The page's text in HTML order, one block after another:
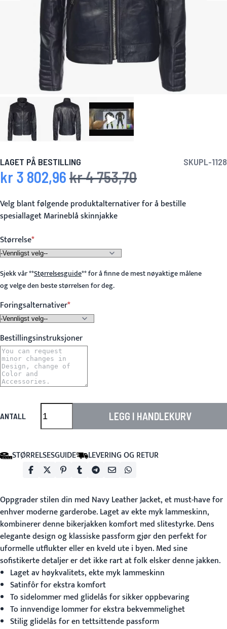
LAGET PÅ BESTILLING SKUPL-1128
Spesialpris
kr 3 802,96 Vanlig pris
kr 4 753,70
Velg blant følgende produktalternativer for å bestille
spesiallaget Marineblå skinnjakke
Størrelse
Sjekk vår**Størrelsesguide**for å finne de mest nøyaktige målene
og velge den beste størrelsen for deg.
Foringsalternativer
Bestillingsinstruksjoner
ANTALL LEGG I HANDLEKURV
STØRRELSESGUIDE LEVERING OG RETUR
Oppgrader stilen din med Navy Leather Jacket, et must-have for
enhver moderne garderobe. Laget av ekte myk lammeskinn,
kombinerer denne bikerjakken komfort med slitestyrke. Dens
elegante design og klassiske passform gjør den perfekt for
uformelle utflukter eller en kveld ute i byen. Med sine
sofistikerte detaljer er det ikke rart at folk elsker denne jakken.
Laget av høykvalitets, ekte myk lammeskinn
Satinfôr for ekstra komfort
To sidelommer med glidelås for sikker oppbevaring
To innvendige lommer for ekstra bekvemmelighet
Stilig glidelås for en tettsittende passform